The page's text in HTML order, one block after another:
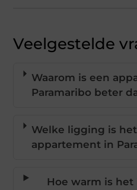
Veelgestelde
Waarom is een
Paramaribo beter
Welke ligging is
appartement in
Hoe warm is het